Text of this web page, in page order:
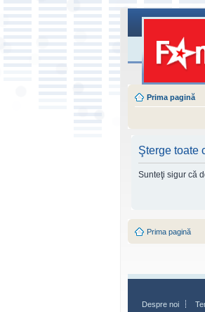
Prima pagină
Şterge toate
Sunteţi sigur că
Prima pagină
Despre noi